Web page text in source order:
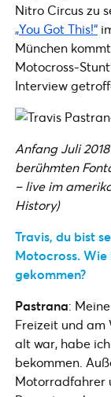
Nitro Circus zu
„You Got This!“
München
Motocross-
Interview
Anfang Juli
berühmten
– live im
History)
Travis, du bist
Motocross.
gekommen?
Pastrana:
Freizeit und am
alt war, habe
bekommen.
Motorradfahrer